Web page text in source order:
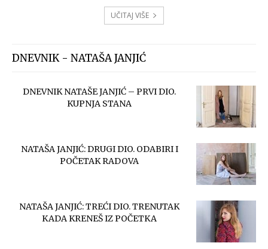
UČITAJ VIŠE
DNEVNIK - NATAŠA JANJIĆ
DNEVNIK NATAŠE JANJIĆ – PRVI DIO.
KUPNJA STANA
NATAŠA JANJIĆ: DRUGI DIO. ODABIRI I
POČETAK RADOVA
NATAŠA JANJIĆ: TREĆI DIO. TRENUTAK
KADA KRENEŠ IZ POČETKA